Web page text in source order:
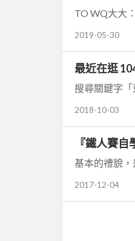
TO WQ大大
2019-05-30
最近在逛
搜尋關鍵字「
2018-10-03
『鐵人賽
2017-12-04